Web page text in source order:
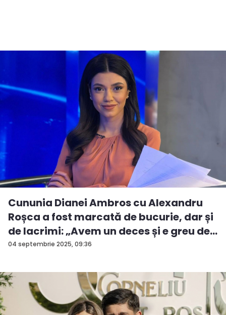
04 septembrie 2025, 09:36
Cununia Dianei Ambros cu Alexandru
Roșca a fost marcată de bucurie, dar și
de lacrimi: „Avem un deces și e greu de...